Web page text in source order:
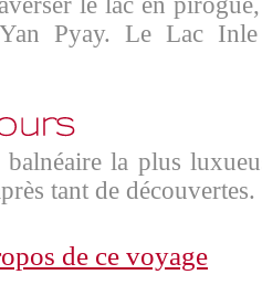
Pyay. Le Lac Inle
la plus
tant de découvertes.
de ce voyage